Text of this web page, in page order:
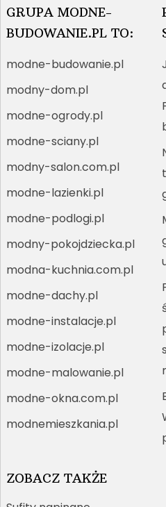
GRUPA MODNE-
BUDOWANIE.PL TO:
modne-budowanie.pl
modny-dom.pl
modne-ogrody.pl
modne-sciany.pl
modny-salon.com.pl
modne-lazienki.pl
modne-podlogi.pl
modny-pokojdziecka.pl
modna-kuchnia.com.pl
modne-dachy.pl
modne-instalacje.pl
modne-izolacje.pl
modne-malowanie.pl
modne-okna.com.pl
modnemieszkania.pl
ZOBACZ TAKŻE